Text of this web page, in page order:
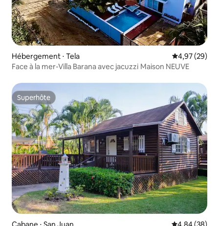
Hébergement ⋅ Tela Évaluation
4,97 (29)
Face à la mer-Villa Barana avec jacuzzi Maison NEUVE
Superhôte
Superhôte